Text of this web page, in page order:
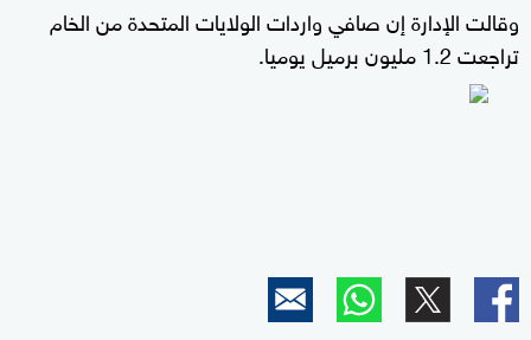
وقالت الإدارة إن صافي واردات الولايات المتحدة من الخام
تراجعت 1.2 مليون برميل يوميا.